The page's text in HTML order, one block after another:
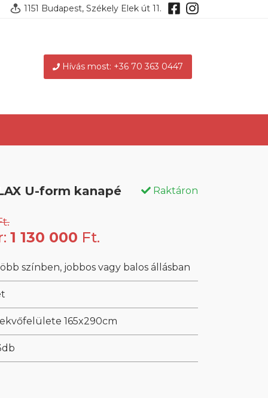
1151 Budapest, Székely Elek út 11.
Hívás most: +36 70 363 0447
U-form kanapé Raktáron
1 130 000 Ft.
színben, jobbos vagy balos állásban
165x290cm